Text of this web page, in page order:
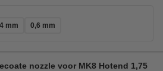
mm 0,6 mm
nozzle voor MK8 Hotend 1,75